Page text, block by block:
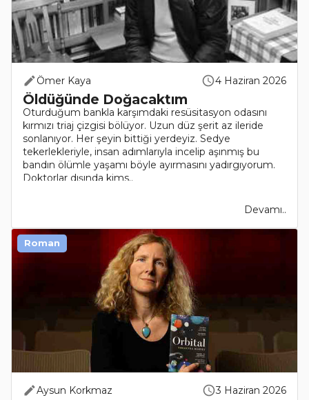
Ömer Kaya 4 Haziran 2026
Öldüğünde Doğacaktım
Oturduğum bankla karşımdaki resüsitasyon odasını
kırmızı triaj çizgisi bölüyor. Uzun düz şerit az ileride
sonlanıyor. Her şeyin bittiği yerdeyiz. Sedye
tekerlekleriyle, insan adımlarıyla incelip aşınmış bu
bandın ölümle yaşamı böyle ayırmasını yadırgıyorum.
Doktorlar dışında kims..
Devamı..
Aysun Korkmaz 3 Haziran 2026
Roman